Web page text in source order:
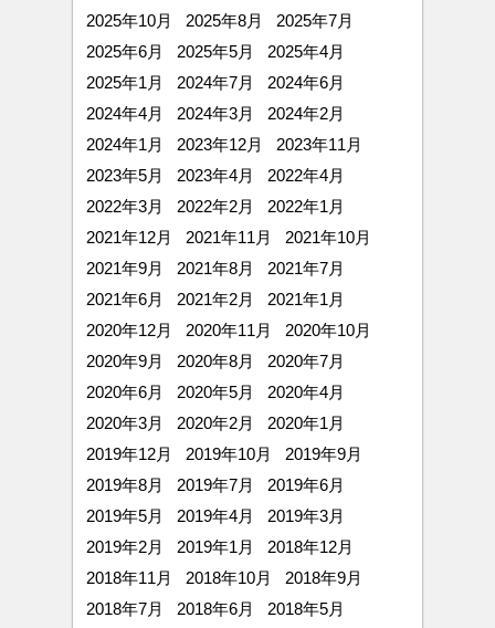
2025年10月
2025年8月
2025年7月
2025年6月
2025年5月
2025年4月
2025年1月
2024年7月
2024年6月
2024年4月
2024年3月
2024年2月
2024年1月
2023年12月
2023年11月
2023年5月
2023年4月
2022年4月
2022年3月
2022年2月
2022年1月
2021年12月
2021年11月
2021年10月
2021年9月
2021年8月
2021年7月
2021年6月
2021年2月
2021年1月
2020年12月
2020年11月
2020年10月
2020年9月
2020年8月
2020年7月
2020年6月
2020年5月
2020年4月
2020年3月
2020年2月
2020年1月
2019年12月
2019年10月
2019年9月
2019年8月
2019年7月
2019年6月
2019年5月
2019年4月
2019年3月
2019年2月
2019年1月
2018年12月
2018年11月
2018年10月
2018年9月
2018年7月
2018年6月
2018年5月